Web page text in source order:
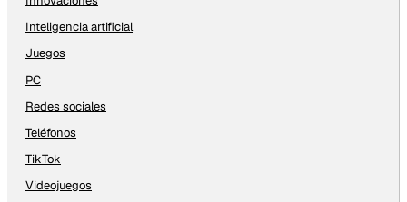
Inteligencia artificial
Juegos
PC
Redes sociales
Teléfonos
TikTok
Videojuegos